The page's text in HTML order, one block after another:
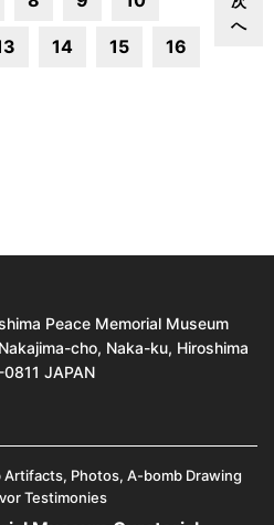
14 15 16
へ
Peace Memorial Museum
cho, Naka-ku, Hiroshima
JAPAN
Photos, A-bomb Drawing
Testimonies